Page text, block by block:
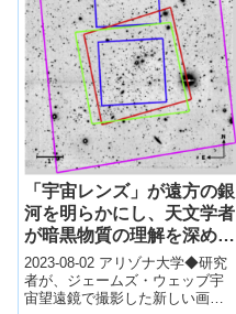
「宇宙レンズ」が遠方の銀
河を明らかにし、天文学者
が暗黒物質の理解を深める
のを助ける(‘Cosmic lens’
reveals distant galaxies
and helps astronomers
2023-08-02 アリゾナ大学◆研究
者が、ジェームズ・ウェッブ宇
宙望遠鏡で撮影した新しい画像